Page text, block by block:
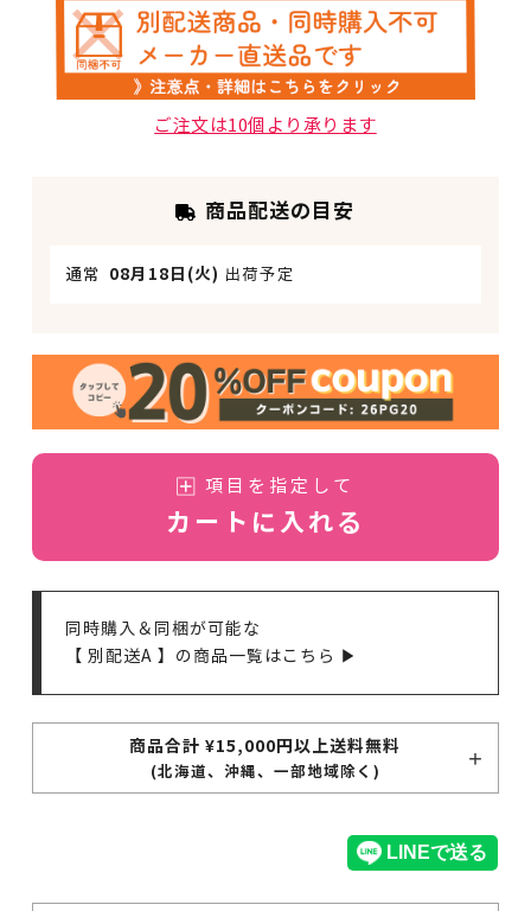
ご注文は10個より承ります
商品配送の目安
通常 08月18日(火) 出荷予定
項目を指定して
カートに入れる
同時購入＆同梱が可能な
【 別配送A 】の商品一覧はこちら ▶
商品合計 ¥15,000円以上送料無料
(北海道、沖縄、一部地域除く)